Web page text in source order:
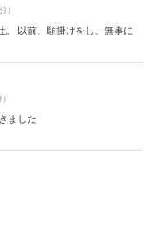
）
。 以前、願掛けをし、無事に
ました